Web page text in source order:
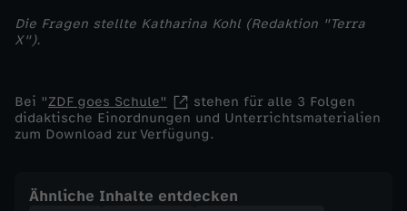
Die Fragen stellte Katharina Kohl (Redaktion "Terra
X").
Bei "ZDF goes Schule"
stehen für alle 3 Folgen
didaktische Einordnungen und Unterrichtsmaterialien
zum Download zur Verfügung.
Ähnliche Inhalte entdecken